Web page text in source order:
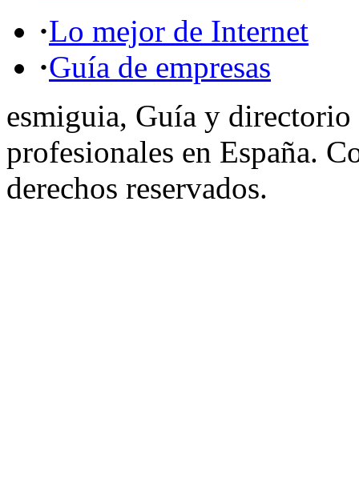
·Lo mejor de Internet
·Guía de empresas
esmiguia, Guía y directorio
profesionales en España.
derechos reservados.